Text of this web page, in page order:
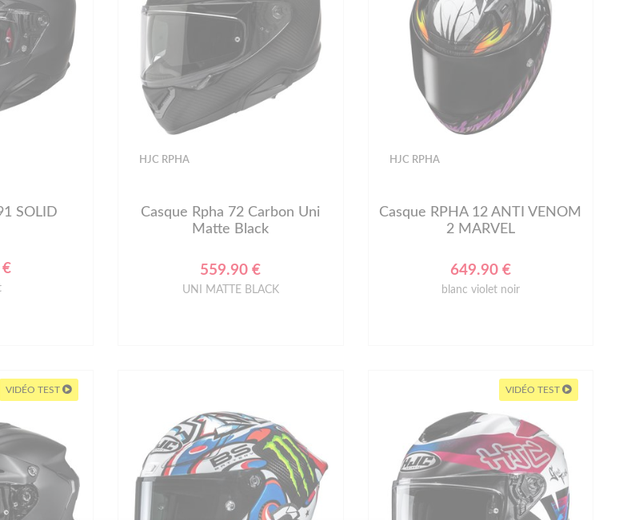
SOLID
€
HJC RPHA
Casque Rpha 72 Carbon Uni
Matte Black
559.90 €
UNI MATTE BLACK
HJC RPHA
Casque RPHA 12 ANTI VENOM
2 MARVEL
649.90 €
blanc violet noir
VIDÉO TEST VIDÉO TEST